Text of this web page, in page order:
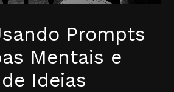
Prompts
Mentais e
Ideias